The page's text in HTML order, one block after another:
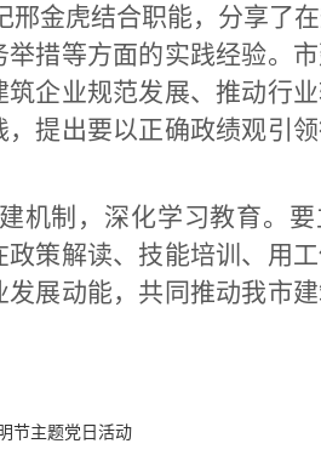
邢金虎结合职能，分享了
措等方面的实践经验。
企业规范发展、推动行业
提出要以正确政绩观引
机制，深化学习教育。
策解读、技能培训、用
展动能，共同推动我市
节主题党日活动